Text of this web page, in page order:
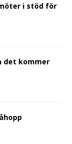
i stöd för
det kommer